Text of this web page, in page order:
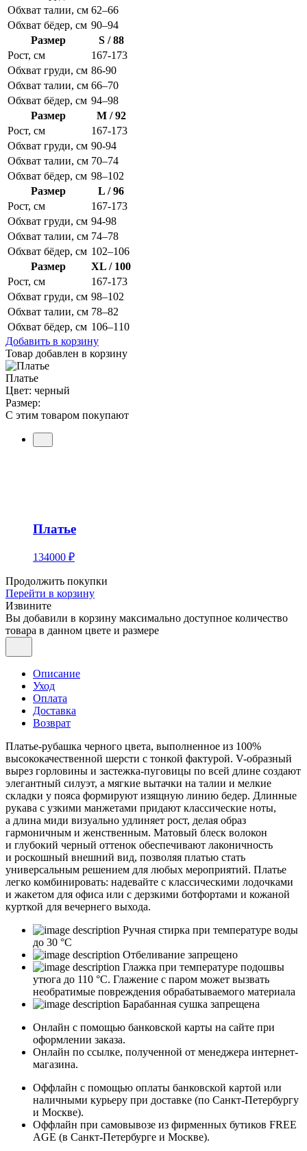
Обхват талии, см 62–66
Обхват бёдер, см 90–94
Размер
S / 88
Рост, см
167-173
Обхват груди, см 86-90
Обхват талии, см 66–70
Обхват бёдер, см 94–98
Размер
M / 92
Рост, см
167-173
Обхват груди, см 90-94
Обхват талии, см 70–74
Обхват бёдер, см 98–102
Размер
L / 96
Рост, см
167-173
Обхват груди, см 94-98
Обхват талии, см 74–78
Обхват бёдер, см 102–106
Размер
XL / 100
Рост, см
167-173
Обхват груди, см 98–102
Обхват талии, см 78–82
Обхват бёдер, см 106–110
Добавить в корзину
Товар добавлен в корзину
Платье
Цвет: черный
Размер:
С этим товаром покупают
Платье
134000 ₽
Продолжить покупки
Перейти в корзину
Извините
Вы добавили в корзину максимально доступное количество
товара в данном цвете и размере
Описание
Уход
Оплата
Доставка
Возврат
Платье-рубашка черного цвета, выполненное из 100%
высококачественной шерсти с тонкой фактурой. V-образный
вырез горловины и застежка-пуговицы по всей длине создают
элегантный силуэт, а мягкие вытачки на талии и мелкие
складки у пояса формируют изящную линию бедер. Длинные
рукава с узкими манжетами придают классические ноты,
а длина миди визуально удлиняет рост, делая образ
гармоничным и женственным. Матовый блеск волокон
и глубокий черный оттенок обеспечивают лаконичность
и роскошный внеш­ний вид, позволяя платью стать
универсальным решением для любых мероприятий. Платье
легко комбинировать: надевайте с классическими лодочками
и жакетом для офиса или с дерзкими ботфортами и кожаной
курткой для вечернего выхода.
Ручная стирка при температуре воды
до 30 °C
Отбеливание запрещено
Глажка при температуре подошвы
утюга до 110 °C. Глажение с паром может вызвать
необратимые повреждения обрабатываемого материала
Барабанная сушка запрещена
Онлайн с помощью банковской карты на сайте при
оформлении заказа.
Онлайн по ссылке, полученной от менеджера интернет-
магазина.
Оффлайн с помощью оплаты банковской картой или
наличными курьеру при доставке (по Санкт-Петербургу
и Москве).
Оффлайн при самовывозе из фирменных бутиков FREE
AGE (в Санкт-Петербурге и Москве).